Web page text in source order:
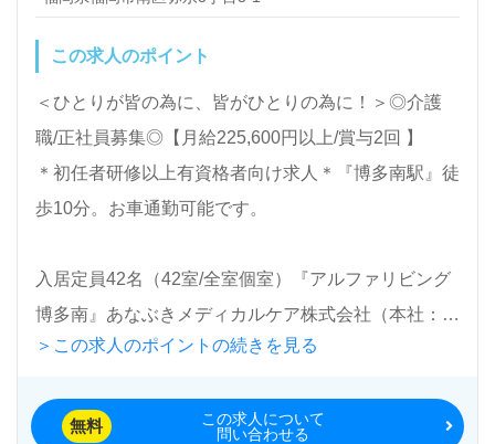
この求人のポイント
＜ひとりが皆の為に、皆がひとりの為に！＞◎介護
職/正社員募集◎【月給225,600円以上/賞与2回 】
＊初任者研修以上有資格者向け求人＊『博多南駅』徒
歩10分。お車通勤可能です。
入居定員42名（42室/全室個室）『アルファリビング
博多南』あなぶきメディカルケア株式会社（本社：香
川県高松市）様の運営です。香川県、愛媛県、岡山
県、鹿児島県を中心に『アルファリビング』シリーズ
＞この求人のポイントの続きを見る
無料
この求人について
問い合わせる